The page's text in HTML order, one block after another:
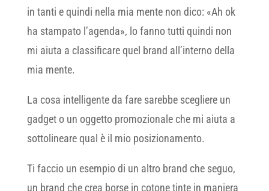
in tanti e quindi nella mia mente non dico: «Ah ok
ha stampato l’agenda», lo fanno tutti quindi non
mi aiuta a classificare quel brand all’interno della
mia mente.
La cosa intelligente da fare sarebbe scegliere un
gadget o un oggetto promozionale che mi aiuta a
sottolineare qual è il mio posizionamento.
Ti faccio un esempio di un altro brand che seguo,
un brand che crea borse in cotone tinte in maniera